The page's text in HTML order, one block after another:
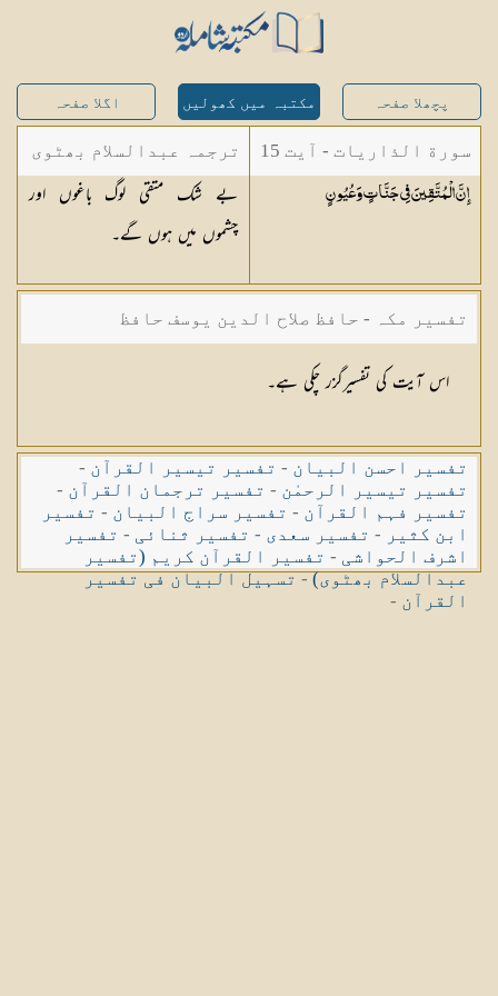
پچھلا صفحہ مکتبہ میں کھولیں اگلا صفحہ
سورة الذاريات - آیت 15
إِنَّ الْمُتَّقِينَ فِي جَنَّاتٍوَعُيُونٍ
ترجمہ عبدالسلام بھٹوی
- عبدالسلام بن محمد
بے شک متقی لوگ باغوں اور
چشموں میں ہوں گے۔
تفسیر مکہ - حافظ صلاح الدین یوسف حافظ
اس آیت کی تفسیرگزر چکی ہے۔
تفسیر احسن البیان - تفسیر تیسیر القرآن -
تفسیر تیسیر الرحمٰن - تفسیر ترجمان القرآن -
تفسیر فہم القرآن - تفسیر سراج البیان - تفسیر
ابن کثیر - تفسیر سعدی - تفسیر ثنائی - تفسیر
اشرف الحواشی - تفسیر القرآن کریم (تفسیر
عبدالسلام بھٹوی)-تسہیل البیان فی تفسیر
القرآن -